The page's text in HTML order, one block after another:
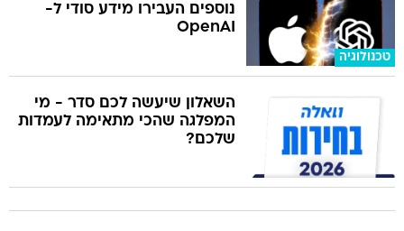
טכנולוגיה
נוספים העבירו מידע סודי ל-
OpenAI
השאלון שיעשה לכם סדר - מי
המפלגה שהכי מתאימה לעמדות
שלכם?